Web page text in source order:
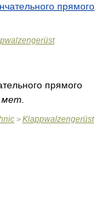
прямого
прямого
мет.
> Klappwalzengerüst